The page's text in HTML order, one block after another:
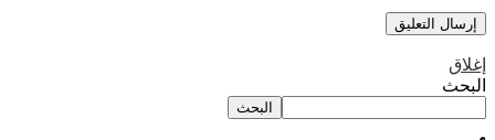
إغلاق
البحث
البحث